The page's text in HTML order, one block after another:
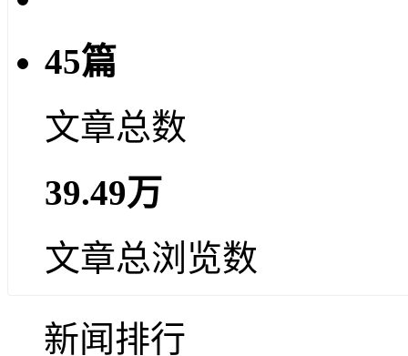
45篇
文章总数
39.49万
文章总浏览数
新闻排行